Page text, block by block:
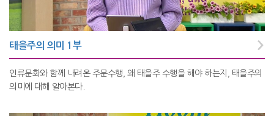
태을주의 의미 1부
인류문화와 함께 내려온 주문수행, 왜 태을주 수행을 해야 하는지, 태을주의
의미에 대해 알아본다.